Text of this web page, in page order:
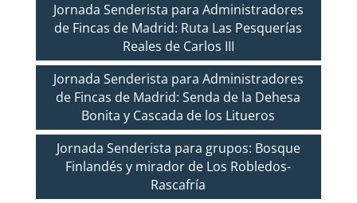
Jornada Senderista para Administradores
de Fincas de Madrid: Ruta Las Pesquerías
Reales de Carlos III
Jornada Senderista para Administradores
de Fincas de Madrid: Senda de la Dehesa
Bonita y Cascada de los Litueros
Jornada Senderista para grupos: Bosque
Finlandés y mirador de Los Robledos-
Rascafría